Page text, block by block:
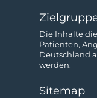
Die Inhalte
Patienten,
Deutschland
werden.
Sitemap